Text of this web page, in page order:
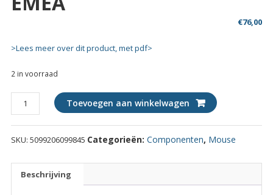
€76,00
>Lees meer over dit product, met pdf>
2 in voorraad
Logitech
LIFT
OFFWHITE/PALE
GREY
Toevoegen aan winkelwagen
SKU: 5099206099845 Categorieën: Componenten, Mouse
Beschrijving